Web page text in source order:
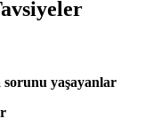
sorunu yaşayanlar